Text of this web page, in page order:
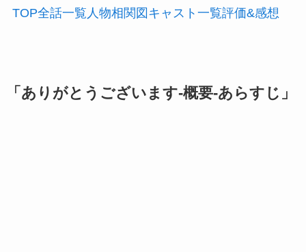
TOP全話一覧 人物相関図 キャスト 一覧評価&感想
「 ありがとうございます-概要-あらすじ 」